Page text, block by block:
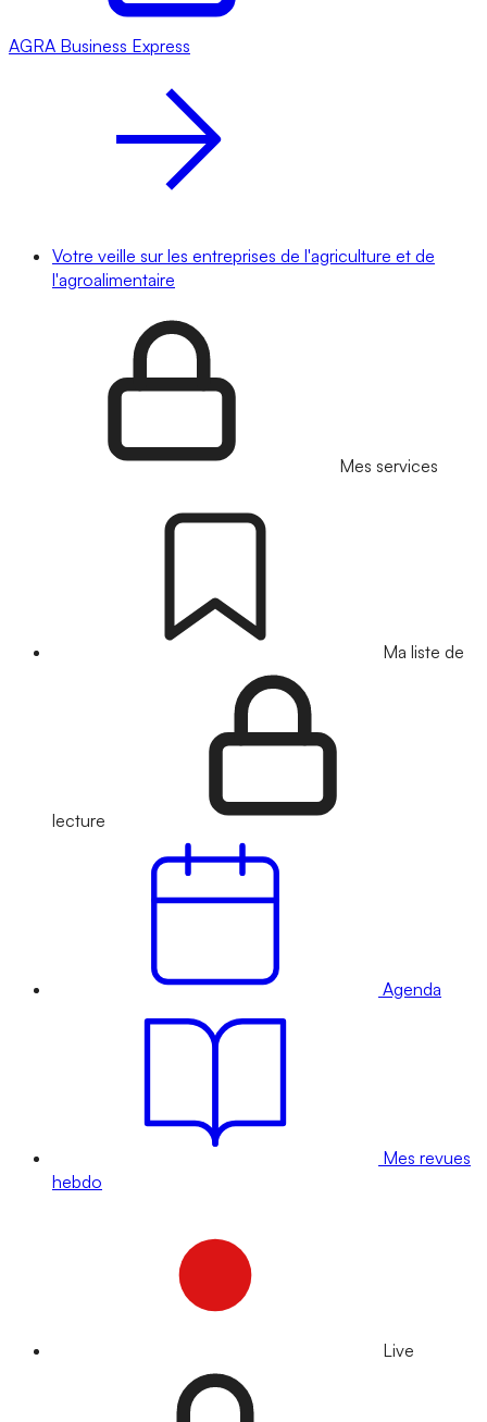
AGRA Business Express
Votre veille sur les entreprises de l'agriculture et de
l'agroalimentaire
Mes services
Ma liste de
lecture
Agenda
Mes revues
hebdo
Live